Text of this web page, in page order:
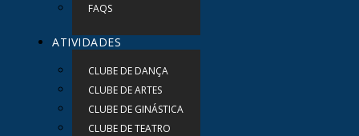
FAQS
ATIVIDADES
CLUBE DE DANÇA
CLUBE DE ARTES
CLUBE DE GINÁSTICA
CLUBE DE TEATRO